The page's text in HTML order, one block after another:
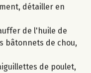
détailler en
de l'huile de
bâtonnets de chou,
de poulet,